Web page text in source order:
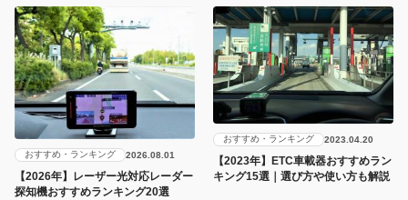
おすすめ・ランキング 2026.08.01
【2026年】レーザー光対応レーダー
探知機おすすめランキング20選
おすすめ・ランキング 2023.04.20
【2023年】ETC車載器おすすめラン
キング15選｜選び方や使い方も解説